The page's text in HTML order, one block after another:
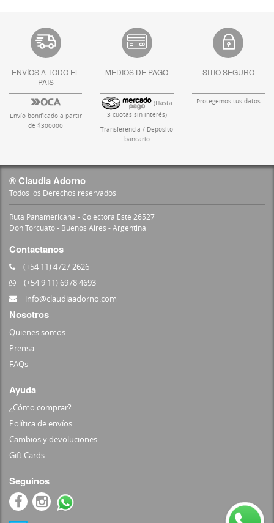
ENVÍOS A TODO EL
PAIS
Envío bonificado a partir
de $300000
MEDIOS DE PAGO
(Hasta
3 cuotas sin interés)
Transferencia / Deposito
bancario
SITIO SEGURO
Protegemos tus datos
® Claudia Adorno
Todos los Derechos reservados
Ruta Panamericana - Colectora Este 26527
Don Torcuato - Buenos Aires - Argentina
Contactanos
(+54 11) 4727 2626
(+54 9 11) 6978 4693
info@claudiaadorno.com
Nosotros
Quienes somos
Prensa
FAQs
Ayuda
¿Cómo comprar?
Política de envíos
Cambios y devoluciones
Gift Cards
Seguinos